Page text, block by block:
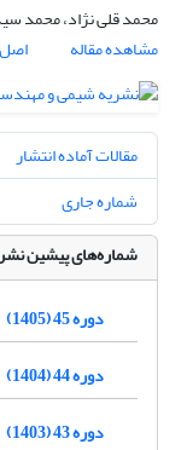
محمد قلی نژاد، محمد
مشاهده مقاله
مقالات آماده انتشار
شماره جاری
شماره‌های پیشین
دوره 45 (1405)
دوره 44 (1404)
دوره 43 (1403)